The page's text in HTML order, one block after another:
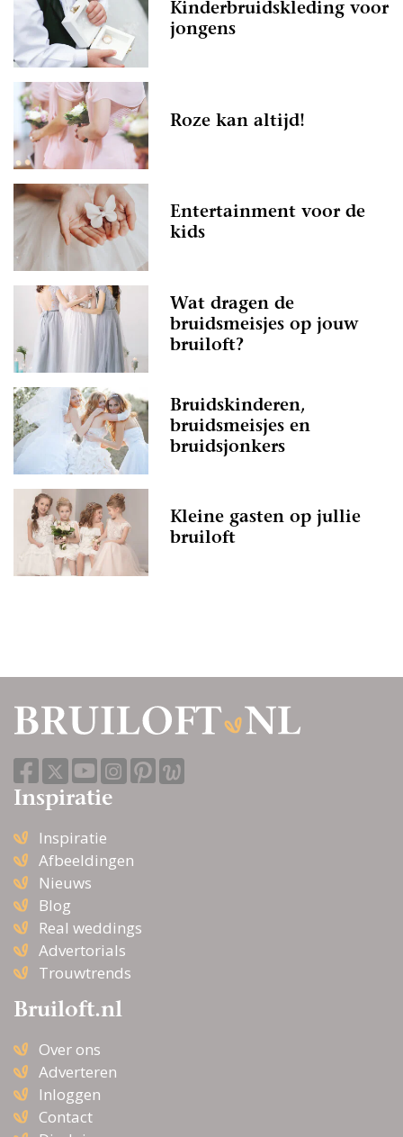
Kinderbruidskleding voor
jongens
Roze kan altijd!
Entertainment voor de
kids
Wat dragen de
bruidsmeisjes op jouw
bruiloft?
Bruidskinderen,
bruidsmeisjes en
bruidsjonkers
Kleine gasten op jullie
bruiloft
Inspiratie
Inspiratie
Afbeeldingen
Nieuws
Blog
Real weddings
Advertorials
Trouwtrends
Bruiloft.nl
Over ons
Adverteren
Inloggen
Contact